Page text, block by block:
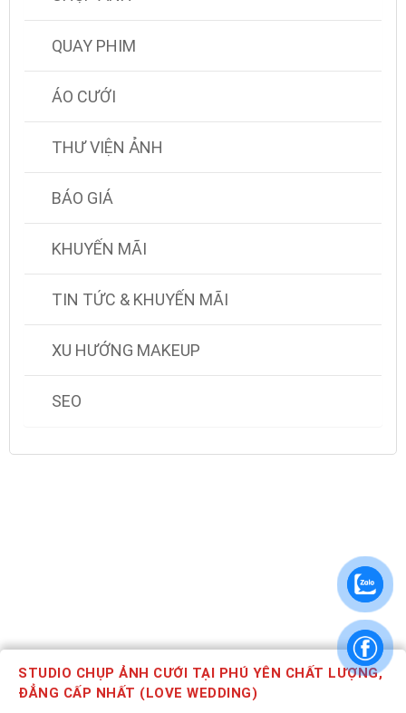
QUAY PHIM
ÁO CƯỚI
THƯ VIỆN ẢNH
BÁO GIÁ
KHUYẾN MÃI
TIN TỨC & KHUYẾN MÃI
XU HƯỚNG MAKEUP
SEO
STUDIO CHỤP ẢNH CƯỚI TẠI PHÚ YÊN CHẤT LƯỢNG,
ĐẲNG CẤP NHẤT (LOVE WEDDING)